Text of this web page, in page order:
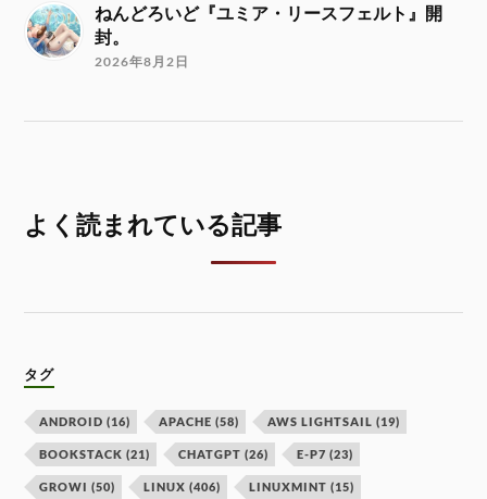
ねんどろいど『ユミア・リースフェルト』開
封。
2026年8月2日
よく読まれている記事
タグ
ANDROID (16) APACHE (58) AWS LIGHTSAIL (19)
BOOKSTACK (21) CHATGPT (26) E-P7 (23)
GROWI (50) LINUX (406) LINUXMINT (15)